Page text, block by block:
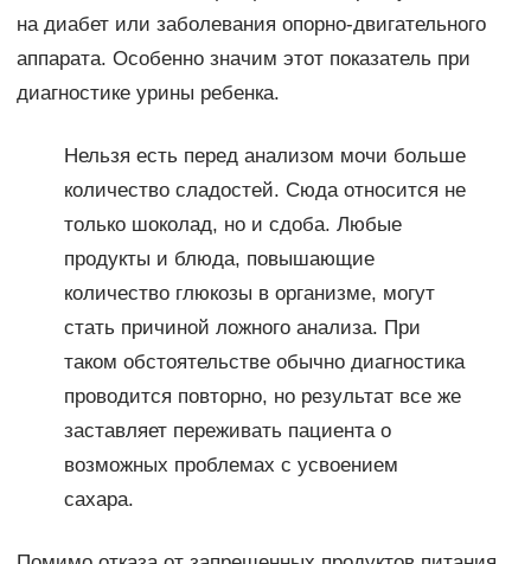
на диабет или заболевания опорно-двигательного
аппарата. Особенно значим этот показатель при
диагностике урины ребенка.
Нельзя есть перед анализом мочи больше
количество сладостей. Сюда относится не
только шоколад, но и сдоба. Любые
продукты и блюда, повышающие
количество глюкозы в организме, могут
стать причиной ложного анализа. При
таком обстоятельстве обычно диагностика
проводится повторно, но результат все же
заставляет переживать пациента о
возможных проблемах с усвоением
сахара.